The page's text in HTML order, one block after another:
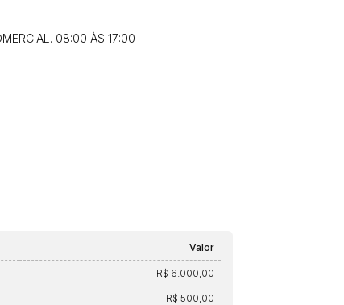
08:00 ÀS 17:00
Valor
R$ 6.000,00
R$ 500,00